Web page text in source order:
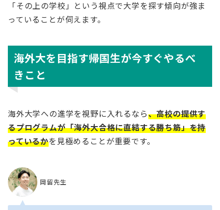
「その上の学校」という視点で大学を探す傾向が強ま
っていることが伺えます。
海外大を目指す帰国生が今すぐやるべ
きこと
海外大学への進学を視野に入れるなら、高校の提供す
るプログラムが「海外大合格に直結する勝ち筋」を持
っているかを見極めることが重要です。
岡留先生